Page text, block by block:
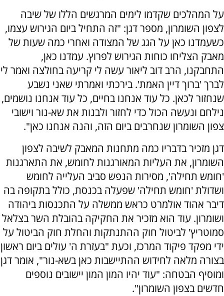
על המהלכים שקדמו לימים המרגשים הללו של שיבה
לצפון השומרון, מספר דגן: "זה התחיל ביום הגירוש עצמו,
כשעמדנו כאן על הגג של המצודה ואחרי כמה שעות של
מאבק הצליחו כוחות הגירוש לפרוץ. עמדנו כאן,
התחבקנו, הרב דוב ליאור עשה לי קריעה בחולצה ואמר לי
לברך 'ברוך דיין האמת'. בירכתי ואמרתי שאני נשבע
שנחזור לכאן. כל עוד אנחנו בחיים, כל עוד אנחנו נושמים,
נילחם ונעשה הכול כדי לחזור ולבנות את שא-נור וישובי
צפון השומרון שנחרבים ביום הזה, והנה אנחנו כאן".
דגן מזכיר בדבריו כמה מתחנות המאבק לשיבה לצפון
השומרון, את העליות המאורגנות לחומש, את התארגנות
'חומש תחילה', מסירות הנפש סביב העלייה לחומש
ושדולת 'חומש תחילה' שפעלה בכנסת, כולל בתקופה בה
דיבר אהוד אולמרט כראש ממשלה על התכנסות ביהודה
ושומרון. עוד הוא מזכיר את החקיקה בהובלת השר בצלאל
סמוטריץ' לביטול חוק ההתנתקות והחלת חוק הביטול על
ידי מפקד פיקוד המרכז, וכעת "בעזרת ה' עולים ביום ראשון
בצורה מלאה לחידוש ההתיישבות כאן בשא-נור", אומר דגן
ומוסיף הבטחה: "עוד יהיו המון המון יישובים נוספים
חדשים בצפון השומרון".